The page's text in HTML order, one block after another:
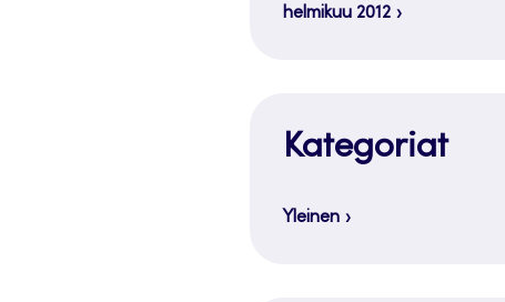
helmikuu 2012
Kategoriat
Yleinen